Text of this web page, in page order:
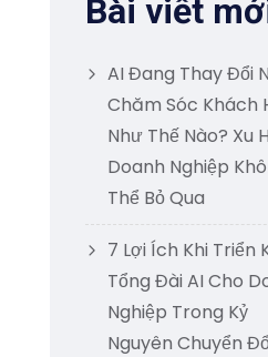
Bài viết
AI Đang Thay Đổi
Chăm Sóc Khách
Như Thế Nào? Xu
Doanh Nghiệp
Thể Bỏ Qua
7 Lợi Ích Khi Triển
Tổng Đài AI Cho
Nghiệp Trong Kỷ
Nguyên Chuyển